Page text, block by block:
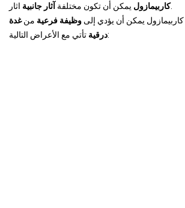
كاربيمازول يمكن أن تكون مختلفة آثار جانبية
اثار.
يمكن أن يؤدي إلى وظيفة فرعية منغدة
درقيةتأتي مع الأعراض التالية: